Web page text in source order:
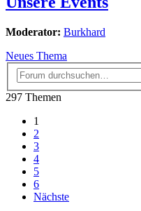
Moderator: Burkhard
Neues Thema
297 Themen
1
2
3
4
5
6
Nächste